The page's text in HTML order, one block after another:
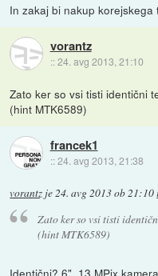
In zakaj bi nakup
vorantz
::24. avg 2013, 21:10
Zato ker so vsi tisti identični
(hint MTK6589)
francek1
::24. avg 2013, 21:38
vorantz je24. avg 2013 ob 21:10
Zato ker so vsi tisti
(hint MTK6589)